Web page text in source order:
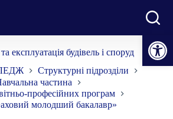
Відкрити Панель інструментів
експлуатація будівель і споруд
Структурні підрозділи
частина
професійних програм
молодший бакалавр»